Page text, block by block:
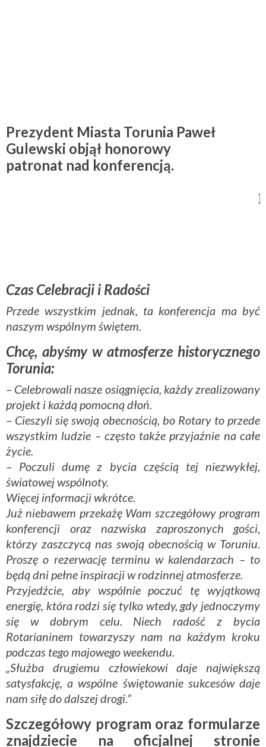
Prezydent Miasta Torunia Paweł
Gulewski objął honorowy
patronat nad konferencją.
Czas Celebracji i Radości
Przede wszystkim jednak, ta konferencja ma być
naszym wspólnym świętem.
Chcę, abyśmy w atmosferze historycznego
Torunia:
– Celebrowali nasze osiągnięcia, każdy zrealizowany
projekt i każdą pomocną dłoń.
– Cieszyli się swoją obecnością, bo Rotary to przede
wszystkim ludzie – często także przyjaźnie na całe
życie.
– Poczuli dumę z bycia częścią tej niezwykłej,
światowej wspólnoty.
Więcej informacji wkrótce.
Już niebawem przekażę Wam szczegółowy program
konferencji oraz nazwiska zaproszonych gości,
którzy zaszczycą nas swoją obecnością w Toruniu.
Proszę o rezerwację terminu w kalendarzach – to
będą dni pełne inspiracji w rodzinnej atmosferze.
Przyjedźcie, aby wspólnie poczuć tę wyjątkową
energię, która rodzi się tylko wtedy, gdy jednoczymy
się w dobrym celu. Niech radość z bycia
Rotarianinem towarzyszy nam na każdym kroku
podczas tego majowego weekendu.
„Służba drugiemu człowiekowi daje największą
satysfakcję, a wspólne świętowanie sukcesów daje
nam siłę do dalszej drogi.”
Szczegółowy program oraz formularze
znajdziecie na oficjalnej stronie